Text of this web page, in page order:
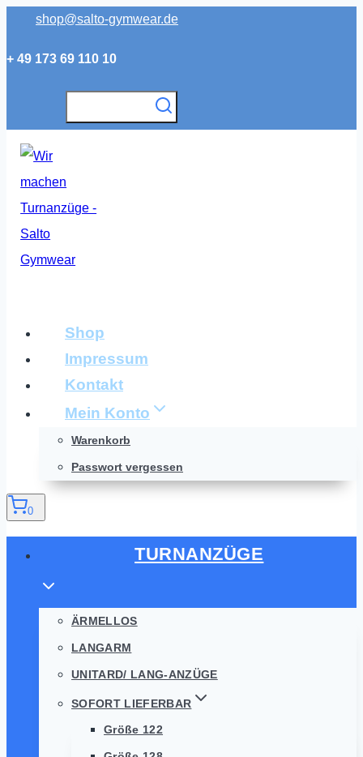
shop@salto-gymwear.de
+ 49 173 69 110 10
Shop
Impressum
Kontakt
Mein Konto
Warenkorb
Passwort vergessen
0
TURNANZÜGE
ÄRMELLOS
LANGARM
UNITARD/ LANG-ANZÜGE
SOFORT LIEFERBAR
Größe 122